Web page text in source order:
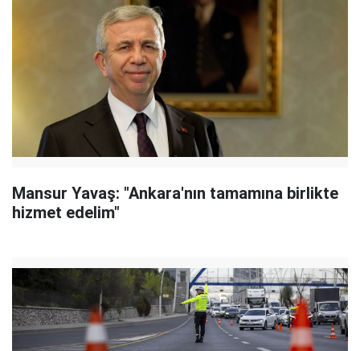
Mansur Yavaş: "Ankara'nın tamamına birlikte
hizmet edelim"